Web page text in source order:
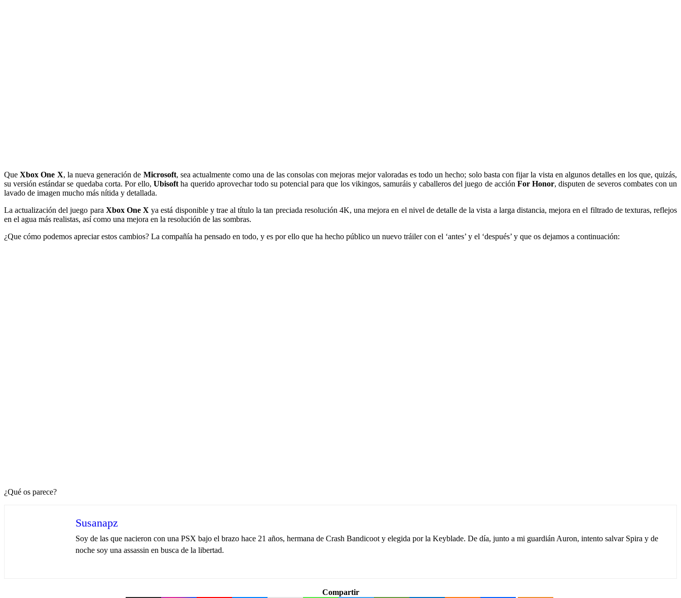
Que Xbox One X, la nueva generación de Microsoft, sea actualmente como una de las consolas con mejoras mejor valoradas es todo un hecho; solo basta con fijar la vista en algunos detalles en los que, quizás,
su versión estándar se quedaba corta. Por ello,Ubisoft ha querido aprovechar todo su potencial para que los vikingos, samuráis y caballeros del juego de acción For Honor, disputen de severos combates con un
lavado de imagen mucho más nítida y detallada.
La actualización del juego para Xbox One X ya está disponible y trae al título la tan preciada resolución 4K, una mejora en el nivel de detalle de la vista a larga distancia, mejora en el filtrado de texturas, reflejos
en el agua más realistas, así como una mejora en la resolución de las sombras.
¿Que cómo podemos apreciar estos cambios? La compañía ha pensado en todo, y es por ello que ha hecho público un nuevo tráiler con el ‘antes’ y el ‘después’ y que os dejamos a continuación:
¿Qué os parece?
Susanapz
Soy de las que nacieron con una PSX bajo el brazo hace 21 años, hermana de Crash Bandicoot y elegida por la Keyblade. De día, junto a mi guardián Auron, intento salvar Spira y de
noche soy una assassin en busca de la libertad.
Compartir